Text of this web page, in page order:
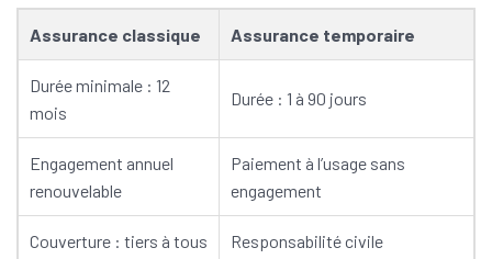
Assurance classique Assurance temporaire
Durée minimale : 12
mois
Durée : 1 à 90 jours
Engagement annuel
renouvelable
Paiement à l’usage sans
engagement
Couverture : tiers à tous
Responsabilité civile